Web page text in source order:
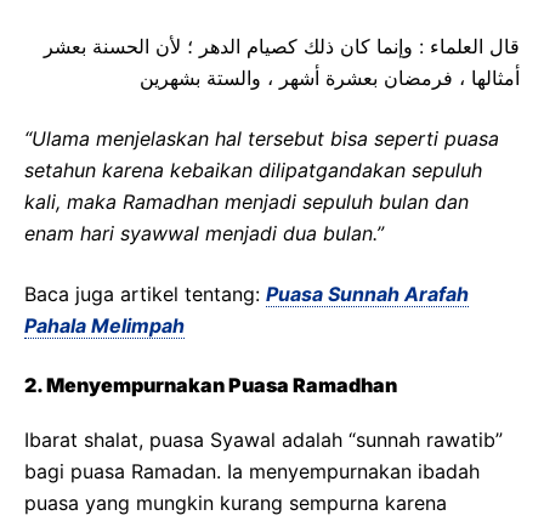
ﻗﺎﻝ ﺍﻟﻌﻠﻤﺎﺀ : ﻭﺇﻧﻤﺎ ﻛﺎﻥ ﺫﻟﻚ ﻛﺼﻴﺎﻡ ﺍﻟﺪﻫﺮ ؛ ﻷﻥ ﺍﻟﺤﺴﻨﺔ ﺑﻌﺸﺮ
ﺃﻣﺜﺎﻟﻬﺎ ، ﻓﺮﻣﻀﺎﻥ ﺑﻌﺸﺮﺓ ﺃﺷﻬﺮ ، ﻭﺍﻟﺴﺘﺔ ﺑﺸﻬﺮﻳﻦ
“Ulama menjelaskan hal tersebut bisa seperti puasa
setahun karena kebaikan dilipatgandakan sepuluh
kali, maka Ramadhan menjadi sepuluh bulan dan
enam hari syawwal menjadi dua bulan.”
Baca juga artikel tentang: Puasa Sunnah Arafah
Pahala Melimpah
2. Menyempurnakan Puasa Ramadhan
Ibarat shalat, puasa Syawal adalah “sunnah rawatib”
bagi puasa Ramadan. Ia menyempurnakan ibadah
puasa yang mungkin kurang sempurna karena